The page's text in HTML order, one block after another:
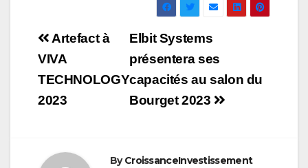
Navigation
de
l’article
Elbit Systems
présentera ses
capacités au salon du
Bourget 2023
Artefact à
VIVA
TECHNOLOGY
2023
ByCroissanceInvestissement